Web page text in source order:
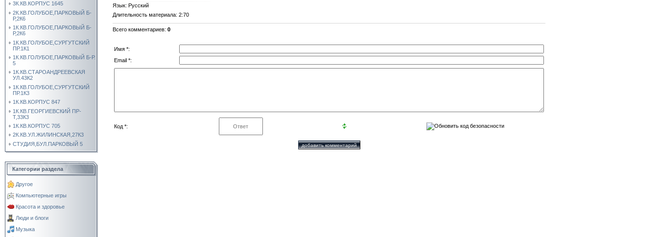
3К.КВ.КОРПУС 1645
2К.КВ.ГОЛУБОЕ,ПАРКОВЫЙ Б-
Р,2К6
1К.КВ.ГОЛУБОЕ,ПАРКОВЫЙ Б-
Р,2К6
1К.КВ.ГОЛУБОЕ,СУРГУТСКИЙ
ПР.1К1
1К.КВ.ГОЛУБОЕ,ПАРКОВЫЙ Б-Р.
5
1К.КВ.СТАРОАНДРЕЕВСКАЯ
УЛ.43К2
1К.КВ.ГОЛУБОЕ,СУРГУТСКИЙ
ПР.1К3
1К.КВ.КОРПУС 847
1К.КВ.ГЕОРГИЕВСКИЙ ПР-
Т,33К3
1К.КВ.КОРПУС 705
2К.КВ.УЛ.ЖИЛИНСКАЯ,27К3
СТУДИЯ,БУЛ.ПАРКОВЫЙ 5
Категории раздела
Другое
Компьютерные игры
Красота и здоровье
Люди и блоги
Музыка
Язык: Русский
Длительность материала: 2:70
Всего комментариев: 0
Имя *:
Email *:
Код *: